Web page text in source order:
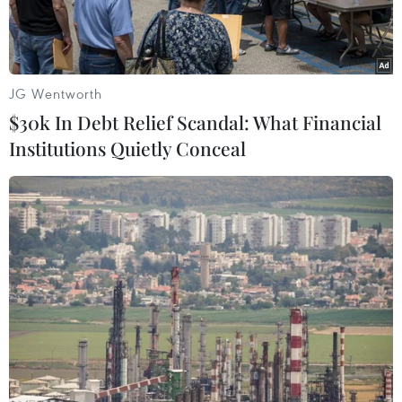
Kiều bào Maylaysia tự hào về thành tựu phát triển của đất
nước. Trong ảnh: Một góc trung tâm quận 1, Thành phố Hồ Chí
Minh - đầu tàu kinh tế của cả nước. (Ảnh: Hoàng Hải/TTXVN)
Sang Malaysia theo chồng làm việc từ năm
2012, chị Nguyễn Thị Liên hiện là giáo viên dạy
JG Wentworth
$30k In Debt Relief Scandal: What Financial
Institutions Quietly Conceal